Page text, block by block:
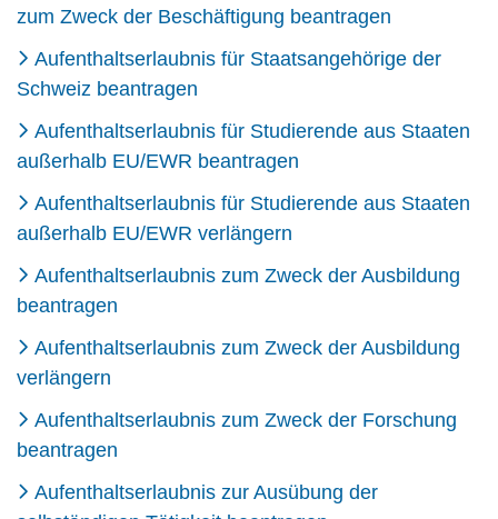
zum Zweck der Beschäftigung beantragen
Aufenthaltserlaubnis für Staatsangehörige der
Schweiz beantragen
Aufenthaltserlaubnis für Studierende aus Staaten
außerhalb EU/EWR beantragen
Aufenthaltserlaubnis für Studierende aus Staaten
außerhalb EU/EWR verlängern
Aufenthaltserlaubnis zum Zweck der Ausbildung
beantragen
Aufenthaltserlaubnis zum Zweck der Ausbildung
verlängern
Aufenthaltserlaubnis zum Zweck der Forschung
beantragen
Aufenthaltserlaubnis zur Ausübung der